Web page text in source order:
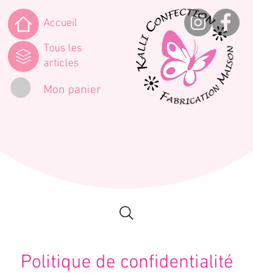
Accueil
Tous les
articles
Mon panier
Politique de confidentialité